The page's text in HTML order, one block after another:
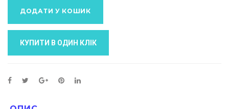
ДОДАТИ У КОШИК
КУПИТИ В ОДИН КЛIК